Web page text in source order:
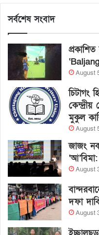
সর্বশেষ সংবাদ
August
চিটাগং
মুকুল
August
জাজং
August
দফা
August